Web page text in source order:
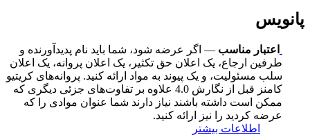
پانویس
اعتبار مناسب — اگر عرضه شود، شما باید نام پدیدآورنده و
طرفین ارجاع، یک اعلان حق تکثیر، یک اعلان پروانه، یک اعلان
سلب مسئولیت، و یک پیوند به مواد ارائه کنید. پروانه‌های کریتیو
کامنز قبل از نگارش 4.0 علاوه بر تفاوت‌های جزئی دیگری که
ممکن است داشته باشند نیاز دارند شما عنوان موادی را که
عرضه کردید را نیز ارائه کنید.
اطلاعات بیشتر